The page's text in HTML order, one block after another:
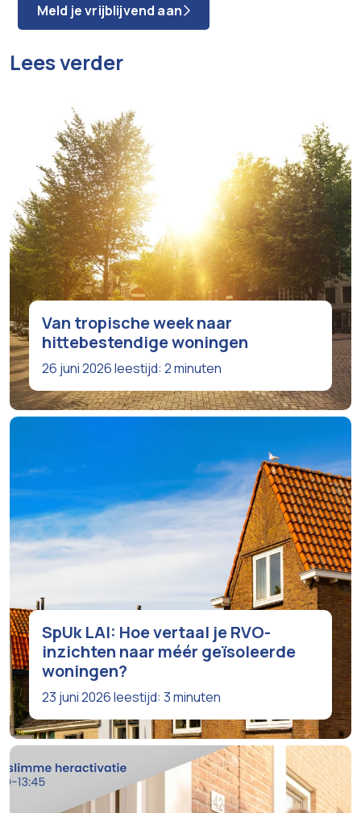
Meld je vrijblijvend aan
Lees verder
Van tropische week naar
hittebestendige woningen
26 juni 2026leestijd: 2 minuten
SpUk LAI: Hoe vertaal je RVO-
inzichten naar méér geïsoleerde
woningen?
23 juni 2026leestijd: 3 minuten